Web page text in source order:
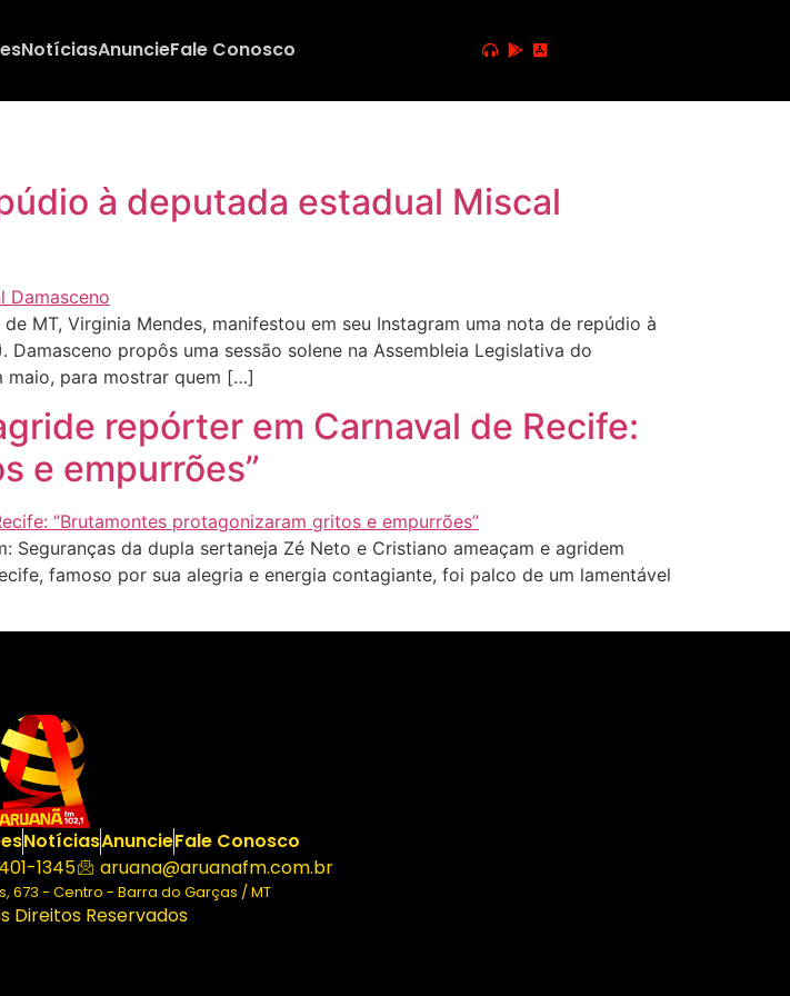
NotíciasAnuncieFale Conosco
à deputada estadual Miscal
MT, Virginia Mendes, manifestou em seu Instagram uma nota de repúdio à
propôs uma sessão solene na Assembleia Legislativa do
maio, para mostrar quem […]
repórter em Carnaval de Recife:
e empurrões”
Seguranças da dupla sertaneja Zé Neto e Cristiano ameaçam e agridem
famoso por sua alegria e energia contagiante, foi palco de um lamentável
NotíciasAnuncieFale Conosco
1345 aruana@aruanafm.com.br
673 - Centro - Barra do Garças / MT
Direitos Reservados